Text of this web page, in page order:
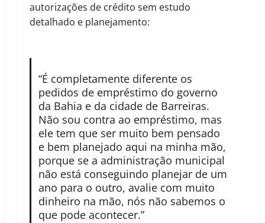
autorizações de crédito sem estudo
detalhado e planejamento:
“É completamente diferente os
pedidos de empréstimo do governo
da Bahia e da cidade de Barreiras.
Não sou contra ao empréstimo, mas
ele tem que ser muito bem pensado
e bem planejado aqui na minha mão,
porque se a administração municipal
não está conseguindo planejar de um
ano para o outro, avalie com muito
dinheiro na mão, nós não sabemos o
que pode acontecer.”